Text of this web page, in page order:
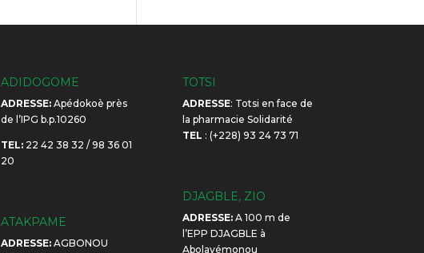
ADIDOGOME
ADRESSE:Apédokoè près
de l’IPG b.p.10260
TEL:22 42 38 32 / 98 36 01
20
ATAKPAME
ADRESSE:AGBONOU
TOTSI
ADRESSE: Totsi en face de
la pharmacie Solidarité
TEL : (+228) 93 24 73 71
DJAGBLE, ZIO
ADRESSE:A 100 m de
l’EPP DJAGBLE à
Abolavémonou